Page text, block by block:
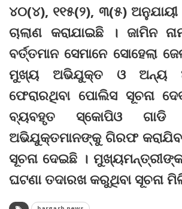
୪୦(୪), ୧୧୫(୨), ୩(୫) ଅନୁଯାୟୀ
ଚାଲାଣ କରାଯାଇଛି । ଜାମିନ
ବର୍ତ୍ତମାନ ସେମାନେ ସୋହେଲା
ମୁଖ୍ୟ ଅଭିଯୁକ୍ତ ଓ ଅନ୍ୟ
ଫେରାରଥିବା ପୋଲିସ ସୂଚନା
ବ୍ୟବହୃତ ସ୍କୋପିଓ ଗାଡି
ଅଭିଯୁକ୍ତମାନଙ୍କୁ ଗିରଫ
ସୂଚନା ଦେଇଛି ।
ଘଟଣା ତଦାରଖ କରୁଥିବା ସୂଚନା